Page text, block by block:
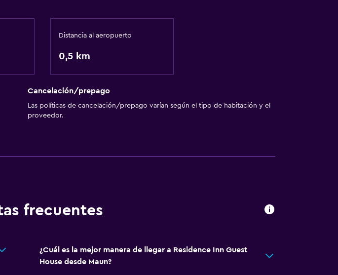
Distancia al aeropuerto
0,5 km
Cancelación/prepago
Las políticas de cancelación/prepago varían según el tipo de habitación y el
proveedor.
frecuentes
¿Cuál es la mejor manera de llegar a Residence Inn Guest
House desde Maun?